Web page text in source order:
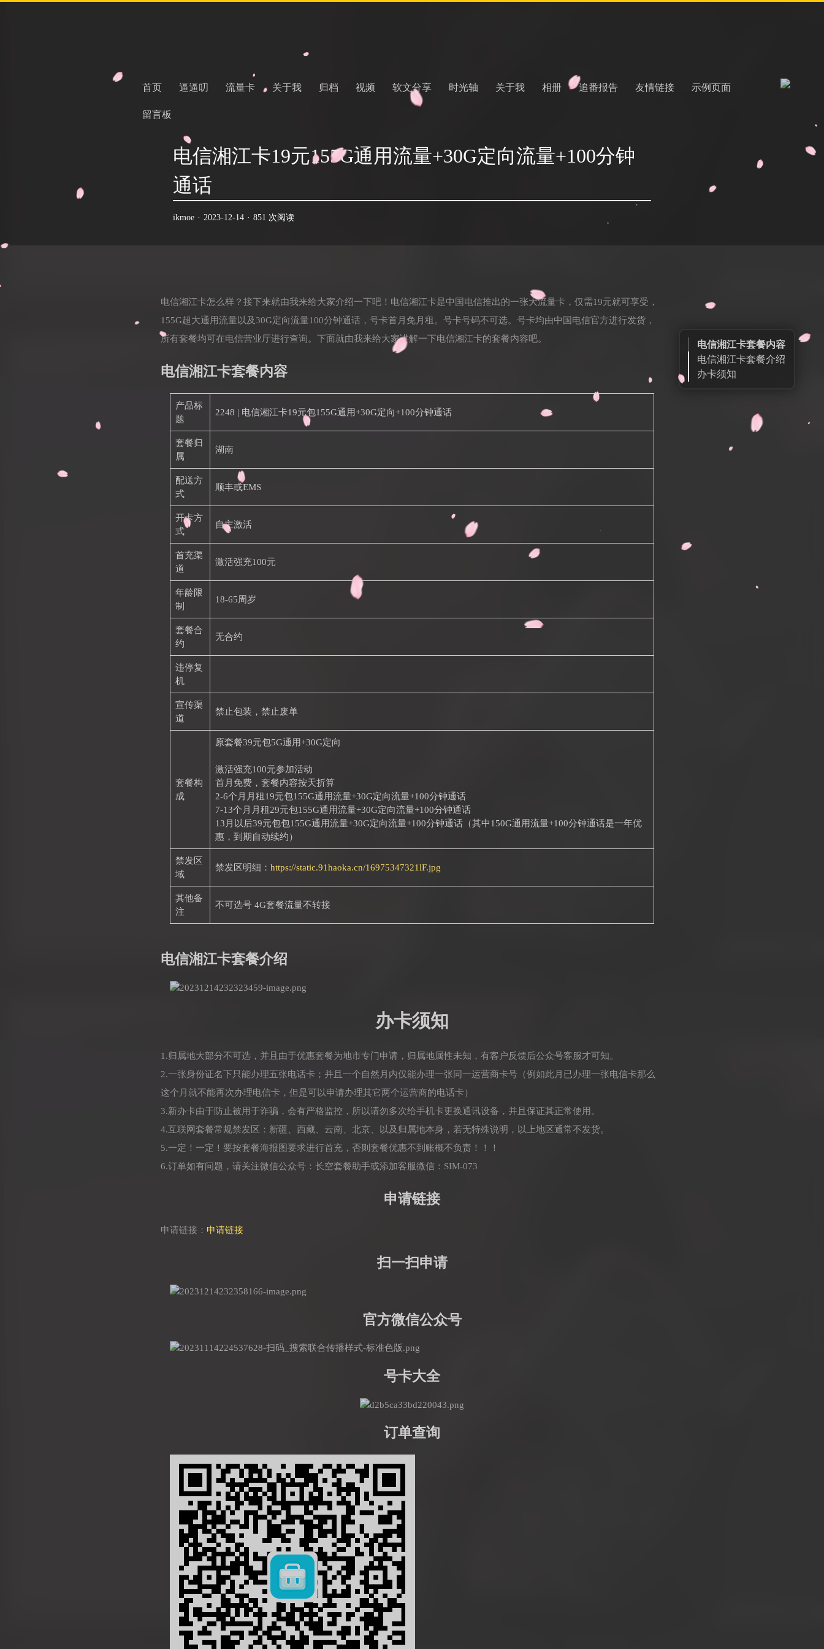
首页 逼逼叨 流量卡 关于我 归档 视频 软文分享 时光轴 关于我 相册 追番报告 友情链接 示例页面
留言板
电信湘江卡19元155G通用流量+30G定向流量+100分钟
通话
ikmoe · 2023-12-14 · 851 次阅读
电信湘江卡怎么样？接下来就由我来给大家介绍一下吧！电信湘江卡是中国电信推出的一张大流量卡，仅需19元就可享受，
155G超大通用流量以及30G定向流量100分钟通话，号卡首月免月租。号卡号码不可选。号卡均由中国电信官方进行发货，
所有套餐均可在电信营业厅进行查询。下面就由我来给大家讲解一下电信湘江卡的套餐内容吧。
电信湘江卡套餐内容
产品标
题
2248 | 电信湘江卡19元包155G通用+30G定向+100分钟通话
套餐归
属
湖南
配送方
式
顺丰或EMS
开卡方
式
自主激活
首充渠
道
激活强充100元
年龄限
制
18-65周岁
套餐合
约
无合约
违停复
机
宣传渠
道
禁止包装，禁止废单
套餐构
成
原套餐39元包5G通用+30G定向
激活强充100元参加活动
首月免费，套餐内容按天折算
2-6个月月租19元包155G通用流量+30G定向流量+100分钟通话
7-13个月月租29元包155G通用流量+30G定向流量+100分钟通话
13月以后39元包包155G通用流量+30G定向流量+100分钟通话（其中150G通用流量+100分钟通话是一年优
惠，到期自动续约）
禁发区
域
禁发区明细： https://static.91haoka.cn/16975347321lF.jpg
其他备
注
不可选号 4G套餐流量不转接
电信湘江卡套餐介绍
办卡须知
1.归属地大部分不可选，并且由于优惠套餐为地市专门申请，归属地属性未知，有客户反馈后公众号客服才可知。
2.一张身份证名下只能办理五张电话卡；并且一个自然月内仅能办理一张同一运营商卡号（例如此月已办理一张电信卡那么
这个月就不能再次办理电信卡，但是可以申请办理其它两个运营商的电话卡）
3.新办卡由于防止被用于诈骗，会有严格监控，所以请勿多次给手机卡更换通讯设备，并且保证其正常使用。
4.互联网套餐常规禁发区：新疆、西藏、云南、北京、以及归属地本身，若无特殊说明，以上地区通常不发货。
5.一定！一定！要按套餐海报图要求进行首充，否则套餐优惠不到账概不负责！！！
6.订单如有问题，请关注微信公众号：长空套餐助手或添加客服微信：SIM-073
申请链接
申请链接： 申请链接
扫一扫申请
官方微信公众号
号卡大全
订单查询
电信湘江卡套餐内容
电信湘江卡套餐介绍
办卡须知
官方微信公众号
订单查询